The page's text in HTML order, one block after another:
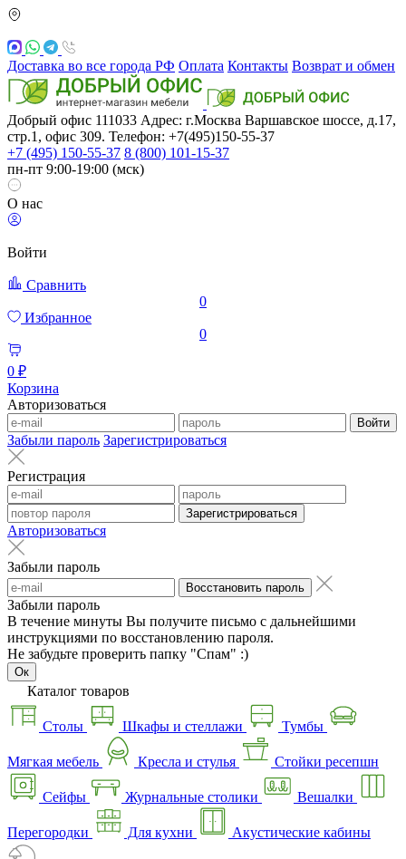
Доставка во все города РФ Оплата Контакты Возврат и обмен
Добрый офис 111033 Адрес: г.Москва Варшавское шоссе, д.17,
стр.1, офис 309. Телефон: +7(495)150-55-37
+7 (495) 150-55-37 8 (800) 101-15-37
пн-пт 9:00-19:00 (мск)
О нас
Войти
Сравнить
0
Избранное
0
0 ₽
Корзина
Авторизоваться
Войти
Забыли пароль Зарегистрироваться
Регистрация
Зарегистрироваться
Авторизоваться
Забыли пароль
Восстановить пароль
Забыли пароль
В течение минуты Вы получите письмо с дальнейшими
инструкциями по восстановлению пароля.
Не забудьте проверить папку "Спам" :)
Ок
Каталог товаров
Столы Шкафы и стеллажи Тумбы
Мягкая мебель Кресла и стулья Стойки ресепшн
Сейфы Журнальные столики Вешалки
Перегородки Для кухни Акустические кабины